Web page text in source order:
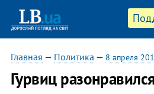
Главная — Политика — 8 апреля
Гурвиц